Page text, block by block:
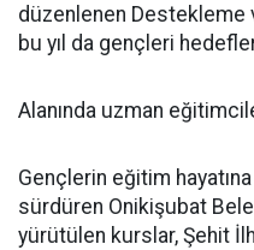
düzenlenen Destekleme
bu yıl da gençleri
Alanında uzman
Gençlerin eğitim
sürdüren Onikişubat
yürütülen kurslar, Şehit